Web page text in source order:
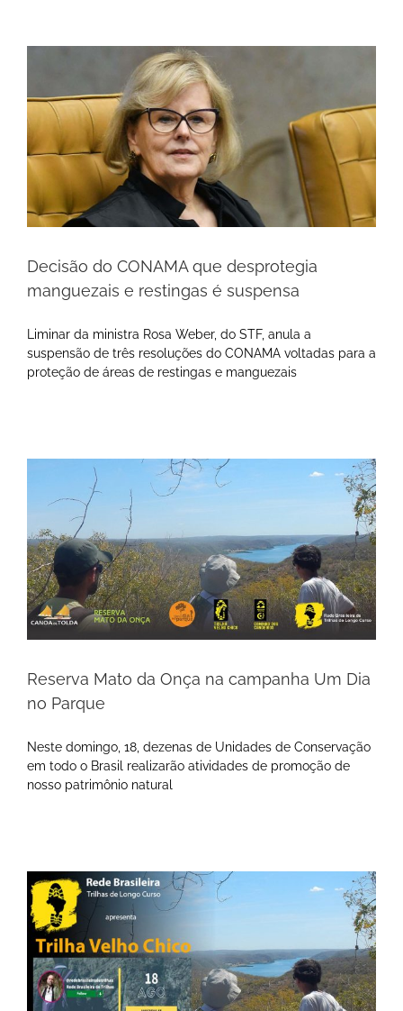
Decisão do CONAMA que desprotegia
manguezais e restingas é suspensa
Liminar da ministra Rosa Weber, do STF, anula a
suspensão de três resoluções do CONAMA voltadas para a
proteção de áreas de restingas e manguezais
Reserva Mato da Onça na campanha Um Dia
no Parque
Neste domingo, 18, dezenas de Unidades de Conservação
em todo o Brasil realizarão atividades de promoção de
nosso patrimônio natural